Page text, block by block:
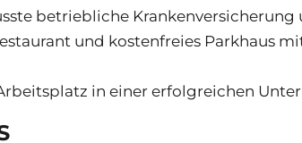
betriebliche
und kostenfreies Parkhaus
in einer erfolgreichen